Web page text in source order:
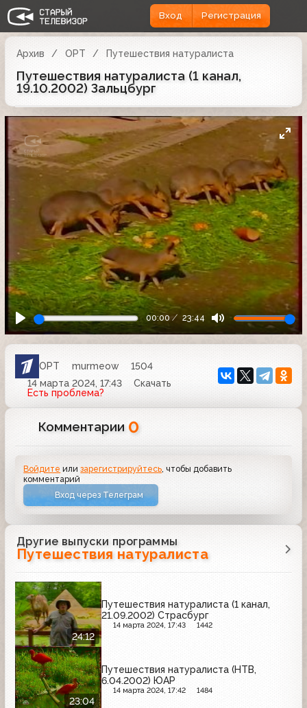
Вход Регистрация
Архив ОРТ Путешествия натуралиста
Путешествия натуралиста (1 канал,
19.10.2002) Зальцбург
00:00 23:44
ОРТ murmeow
1504
14 марта 2024, 17:43
Скачать
Есть проблема?
Комментарии 0
Войдите илизарегистрируйтесь , чтобы добавить
комментарий
Вход через Телеграм
Другие выпуски программы
Путешествия натуралиста
24:12
Путешествия натуралиста (1 канал,
21.09.2002) Страсбург
14 марта 2024, 17:43 1442
23:04
Путешествия натуралиста (НТВ,
6.04.2002) ЮАР
14 марта 2024, 17:42 1484